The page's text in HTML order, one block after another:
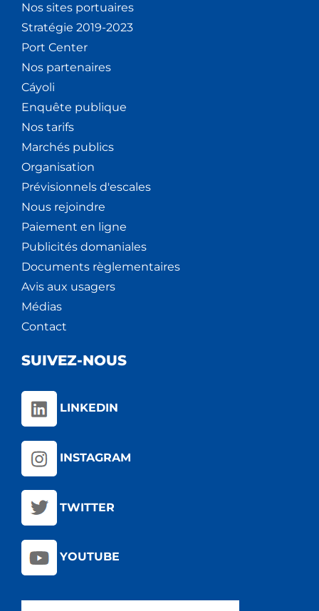
Nos sites portuaires
Stratégie 2019-2023
Port Center
Nos partenaires
Cáyoli
Enquête publique
Nos tarifs
Marchés publics
Organisation
Prévisionnels d'escales
Nous rejoindre
Paiement en ligne
Publicités domaniales
Documents règlementaires
Avis aux usagers
Médias
Contact
SUIVEZ-NOUS
LINKEDIN
INSTAGRAM
TWITTER
YOUTUBE